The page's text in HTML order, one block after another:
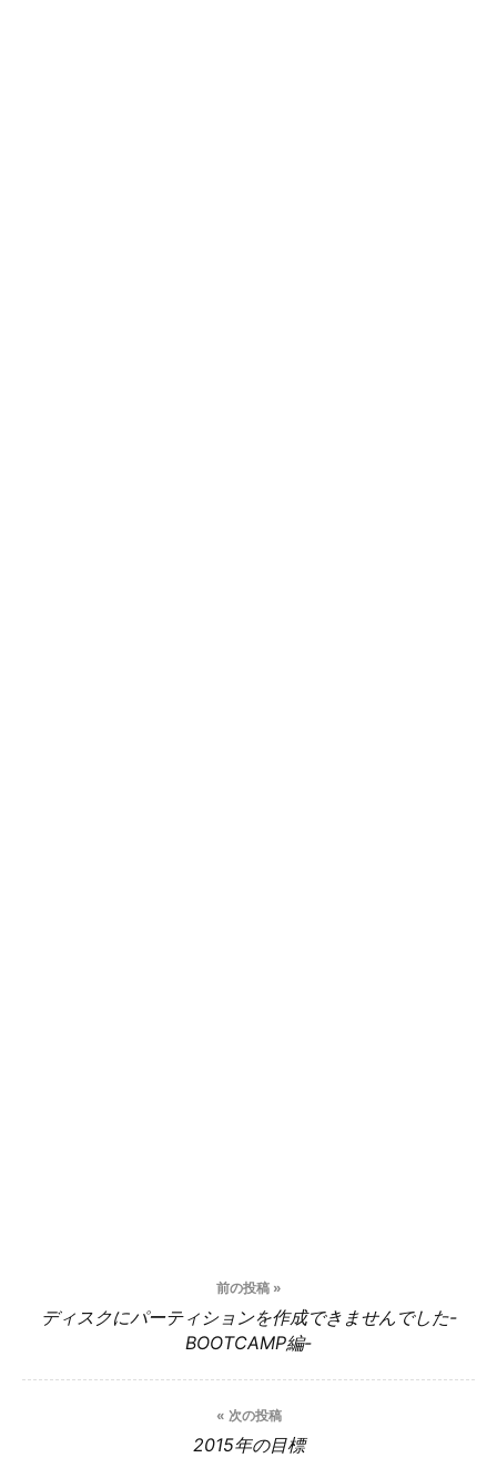
稿
前の投稿 »
ディスクにパーティションを作成できませんでした-
BOOTCAMP編-
« 次の投稿
2015年の目標